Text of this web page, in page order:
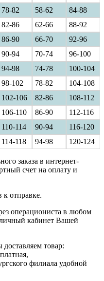
78-82 58-62
84-88
82-86 62-66
88-92
86-90 66-70
92-96
90-94 70-74
96-100
94-98 74-78
100-104
98-102 78-82
104-108
102-106 82-86
108-112
106-110 86-90
112-116
110-114 90-94
116-120
114-118 94-98 120-124
заказа в интернет-
счет на оплату и
к отправке.
операциониста в любом
личный кабинет Вашей
товар:
филиала удобной